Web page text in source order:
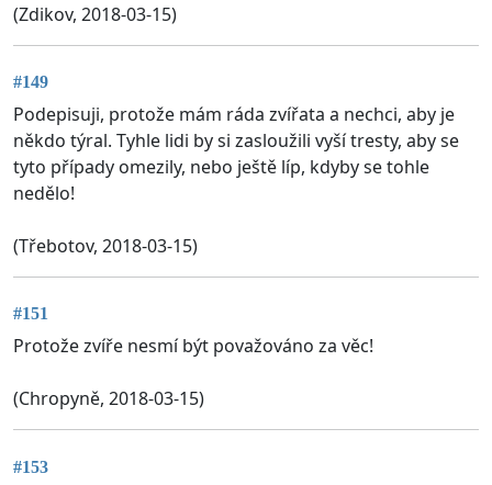
(Zdikov, 2018-03-15)
#149
Podepisuji, protože mám ráda zvířata a nechci, aby je
někdo týral. Tyhle lidi by si zasloužili vyší tresty, aby se
tyto případy omezily, nebo ještě líp, kdyby se tohle
nedělo!
(Třebotov, 2018-03-15)
#151
Protože zvíře nesmí být považováno za věc!
(Chropyně, 2018-03-15)
#153